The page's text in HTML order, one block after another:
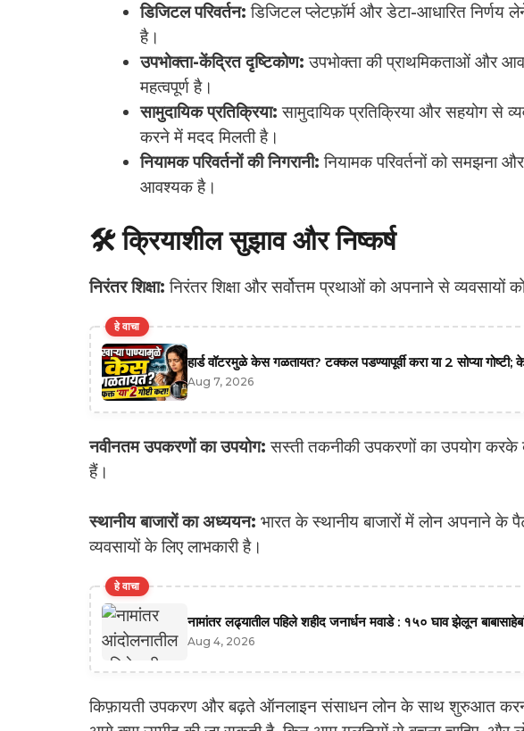
डिजिटल परिवर्तन: डिजिटल प्लेटफ़ॉर्म और डेटा-आधारित निर्णय
है।
उपभोक्ता-केंद्रित दृष्टिकोण: उपभोक्ता की प्राथमिकताओं और
महत्वपूर्ण है।
सामुदायिक प्रतिक्रिया: सामुदायिक प्रतिक्रिया और सहयोग से
करने में मदद मिलती है।
नियामक परिवर्तनों की निगरानी: नियामक परिवर्तनों को समझना
आवश्यक है।
🛠️ क्रियाशील सुझाव और निष्कर्ष
निरंतर शिक्षा: निरंतर शिक्षा और सर्वोत्तम प्रथाओं को अपनाने से व्यवसायों
हे वाचा
हार्ड वॉटरमुळे केस गळतायत? टक्कल पडण्यापूर्वी करा या 2 सोप्या
Aug 7, 2026
नवीनतम उपकरणों का उपयोग: सस्ती तकनीकी उपकरणों का उपयोग करके
हैं।
स्थानीय बाजारों का अध्ययन: भारत के स्थानीय बाजारों में लोन अपनाने के
व्यवसायों के लिए लाभकारी है।
हे वाचा
नामांतर लढ्यातील पहिले शहीद जनार्धन मवाडे : १५० घाव झेलून
Aug 4, 2026
किफ़ायती उपकरण और बढ़ते ऑनलाइन संसाधन लोन के साथ शुरुआत करना